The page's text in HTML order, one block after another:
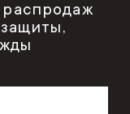
распродаж